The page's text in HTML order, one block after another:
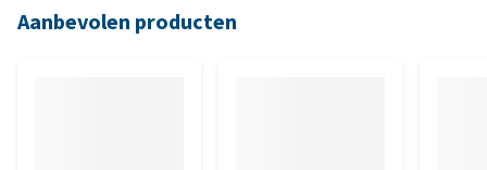
Aanbevolen producten